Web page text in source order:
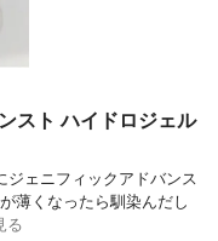
スト ハイドロジェル
ジェニフィックアドバンス
薄くなったら馴染んだし
る